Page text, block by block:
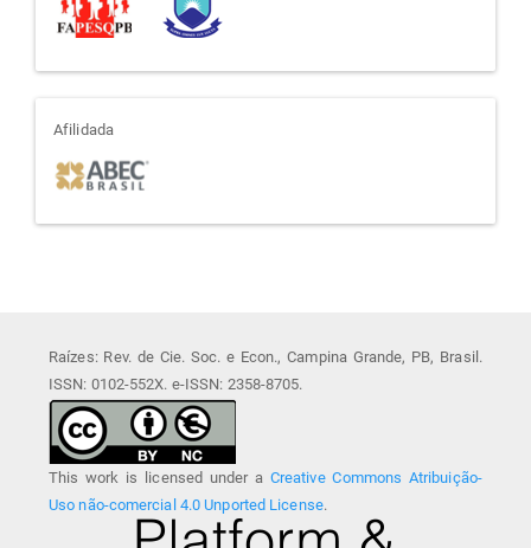
afiliada
Afilidada
Raízes: Rev. de Cie. Soc. e Econ., Campina Grande, PB, Brasil.
ISSN: 0102-552X. e-ISSN: 2358-8705.
This work is licensed under a Creative Commons Atribuição-
Uso não-comercial 4.0 Unported License.